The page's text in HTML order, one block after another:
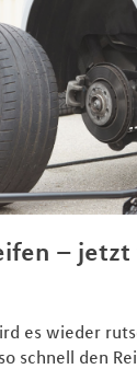
– jetzt
es wieder
schnell den